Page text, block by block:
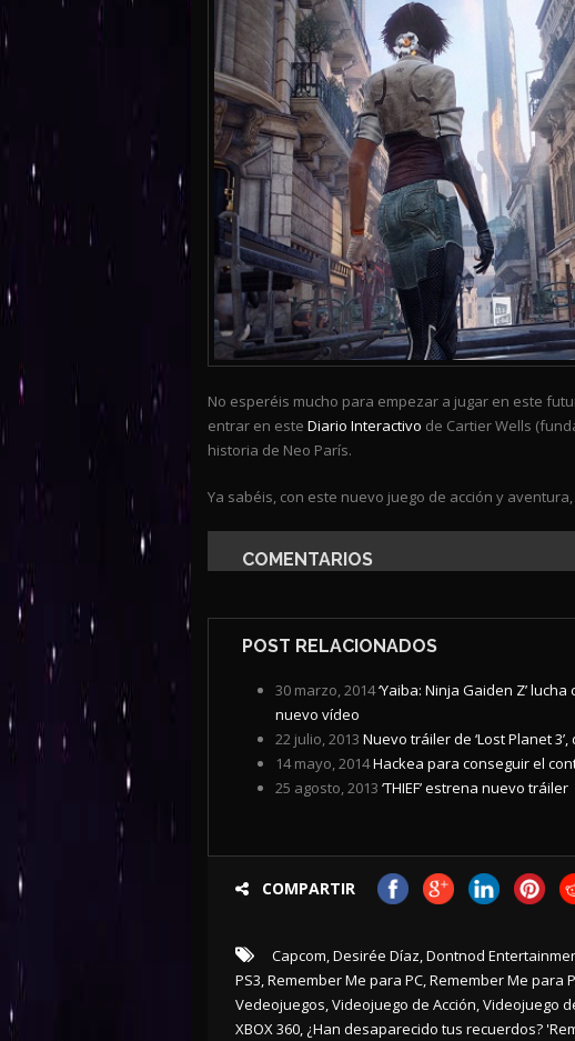
No esperéis mucho para empezar a jugar en este
entrar en este Diario Interactivo de Cartier Wells
historia de Neo París.
Ya sabéis, con este nuevo juego de acción y
COMENTARIOS
POST RELACIONADOS
30 marzo, 2014‘Yaiba: Ninja Gaiden Z’
nuevo vídeo
22 julio, 2013 Nuevo tráiler de ‘Lost Planet 3’,
14 mayo, 2014Hackea para conseguir el
25 agosto, 2013 ‘THIEF’ estrena nuevo tráiler
COMPARTIR
Capcom,Desirée Díaz,Dontnod
PS3,Remember Me para PC,Remember Me para
Vedeojuegos,Videojuego de Acción,Videojuego
XBOX 360, ¿Han desaparecido tus recuerdos?